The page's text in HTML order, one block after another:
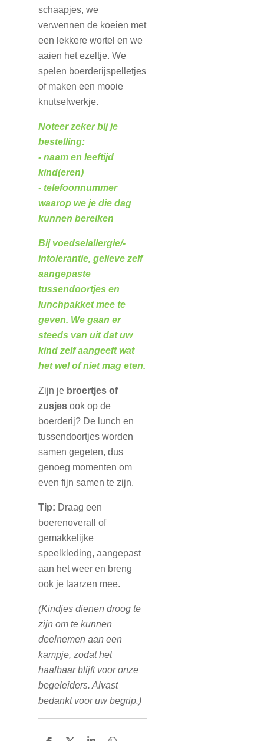
schaapjes, we
verwennen de koeien met
een lekkere wortel en we
aaien het ezeltje. We
spelen boerderijspelletjes
of maken een mooie
knutselwerkje.
Noteer zeker bij je
bestelling:
- naam en leeftijd
kind(eren)
- telefoonnummer
waarop we je die dag
kunnen bereiken
Bij voedselallergie/-
intolerantie, gelieve zelf
aangepaste
tussendoortjes en
lunchpakket mee te
geven. We gaan er
steeds van uit dat uw
kind zelf aangeeft wat
het wel of niet mag eten.
Zijn je broertjes of
zusjes ook op de
boerderij? De lunch en
tussendoortjes worden
samen gegeten, dus
genoeg momenten om
even fijn samen te zijn.
Tip: Draag een
boerenoverall of
gemakkelijke
speelkleding, aangepast
aan het weer en breng
ook je laarzen mee.
(Kindjes dienen droog te
zijn om te kunnen
deelnemen aan een
kampje, zodat het
haalbaar blijft voor onze
begeleiders. Alvast
bedankt voor uw begrip.)